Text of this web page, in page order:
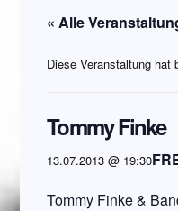
« Alle
Diese Veranstaltung hat
Tommy Finke
13.07.2013 @ 19:30
Tommy Finke &